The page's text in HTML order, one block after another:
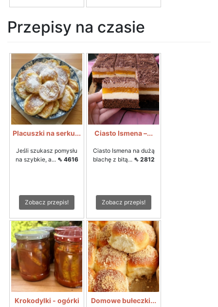
Przepisy na czasie
Placuszki na serku...
Jeśli szukasz pomysłu
na szybkie, a... ⇖ 4616
Zobacz przepis!
Ciasto Ismena –...
Ciasto Ismena na dużą
blachę z bitą... ⇖ 2812
Zobacz przepis!
Krokodylki - ogórki
Domowe bułeczki...